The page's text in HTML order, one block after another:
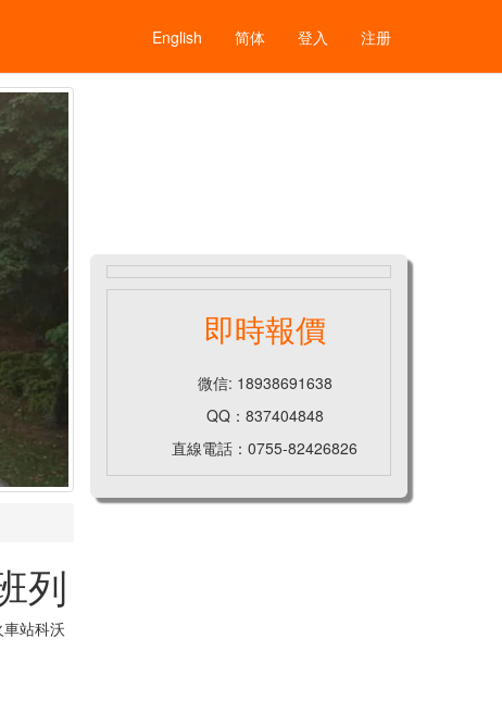
English 简体 登入 注册
列
站科沃
即時報價
微信: 18938691638
QQ：837404848
直線電話：0755-82426826